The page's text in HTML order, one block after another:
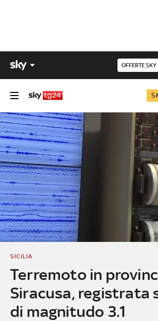
OFFERTE SKY
Terremoto in
Siracusa, registrata
di magnitudo 3.1
SICILIA